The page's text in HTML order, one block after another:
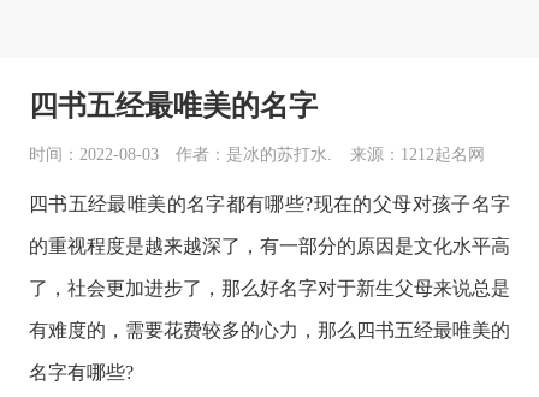
四书五经最唯美的名字
时间：2022-08-03 作者：是冰的苏打水. 来源：1212起名网
四书五经最唯美的名字都有哪些?现在的父母对孩子名字
的重视程度是越来越深了，有一部分的原因是文化水平高
了，社会更加进步了，那么好名字对于新生父母来说总是
有难度的，需要花费较多的心力，那么四书五经最唯美的
名字有哪些?